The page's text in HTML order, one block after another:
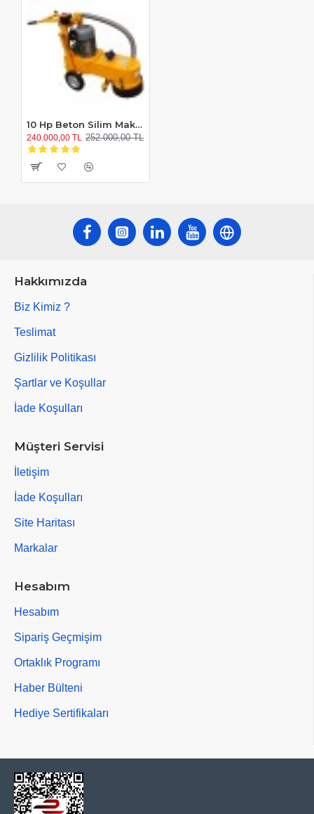
10 Hp Beton Silim Makinesi
240.000,00 TL 252.000,00 TL
Hakkımızda
Biz Kimiz ?
Teslimat
Gizlilik Politikası
Şartlar ve Koşullar
İade Koşulları
Müşteri Servisi
İletişim
İade Koşulları
Site Haritası
Markalar
Hesabım
Hesabım
Sipariş Geçmişim
Ortaklık Programı
Haber Bülteni
Hediye Sertifikaları